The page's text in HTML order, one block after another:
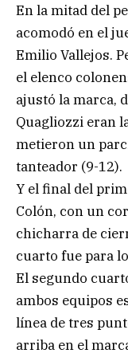
En la mitad del
acomodó en el
Emilio Vallejos.
el elenco
ajustó la marca,
Quagliozzi eran
metieron un
tanteador (9-12).
Y el final del
Colón, con un
chicharra de
cuarto fue para
El segundo
ambos equipos
línea de tres
arriba en el